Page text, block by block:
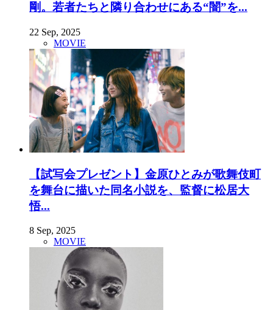
剛。若者たちと隣り合わせにある“闇”を...
22 Sep, 2025
MOVIE
【試写会プレゼント】金原ひとみが歌舞伎町
を舞台に描いた同名小説を、監督に松居大
悟...
8 Sep, 2025
MOVIE